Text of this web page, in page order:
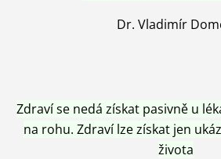
Dr. Vladimír
Zdraví se nedá získat pasivně u
na rohu. Zdraví lze získat jen
života